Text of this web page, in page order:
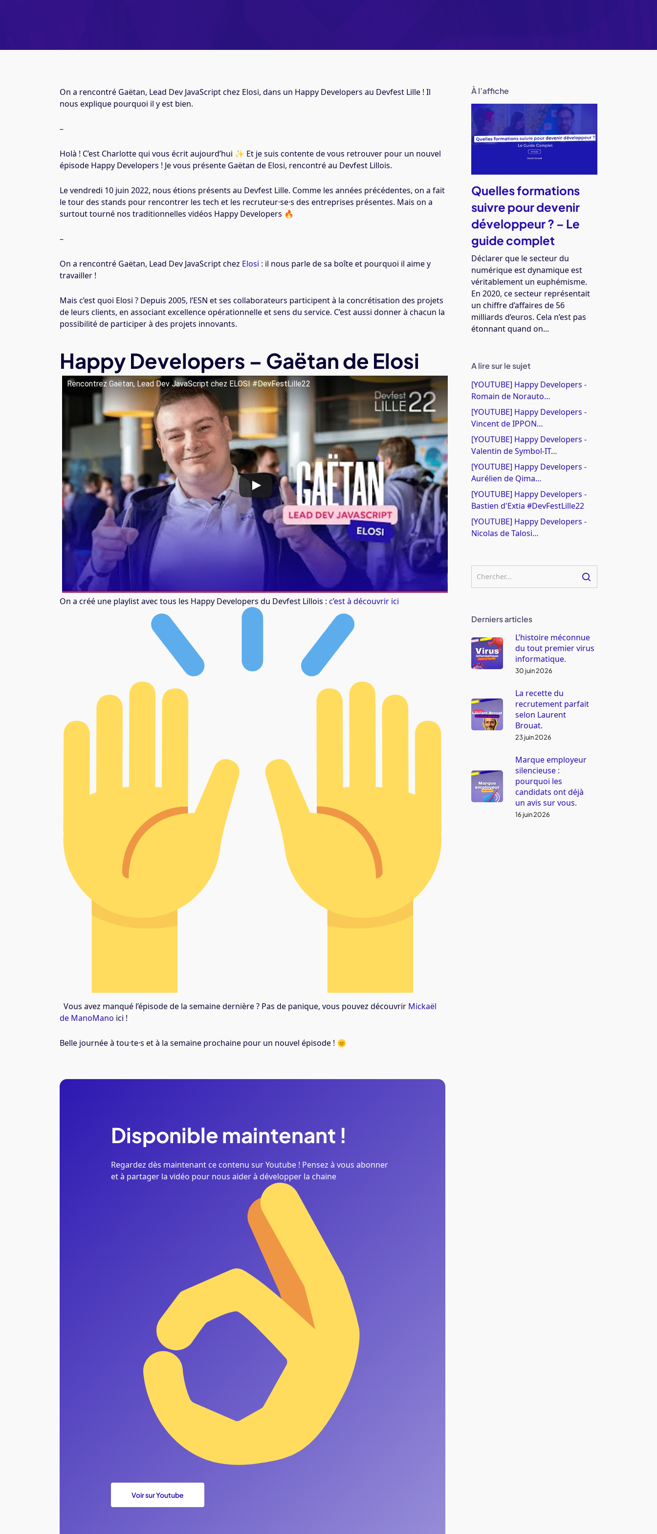
On a rencontré Gaëtan, Lead Dev JavaScript chez Elosi, dans un Happy Developers au Devfest Lille ! Il
nous explique pourquoi il y est bien.
–
Holà ! C’est Charlotte qui vous écrit aujourd’hui ✨ Et je suis contente de vous retrouver pour un nouvel
épisode Happy Developers ! Je vous présente Gaëtan de Elosi, rencontré au Devfest Lillois.
Le vendredi 10 juin 2022, nous étions présents au Devfest Lille. Comme les années précédentes, on a fait
le tour des stands pour rencontrer les tech et les recruteur·se·s des entreprises présentes. Mais on a
surtout tourné nos traditionnelles vidéos Happy Developers 🔥
–
On a rencontré Gaëtan, Lead Dev JavaScript chez Elosi : il nous parle de sa boîte et pourquoi il aime y
travailler !
Mais c’est quoi Elosi ? Depuis 2005, l’ESN et ses collaborateurs participent à la concrétisation des projets
de leurs clients, en associant excellence opérationnelle et sens du service. C’est aussi donner à chacun la
possibilité de participer à des projets innovants.
Happy Developers – Gaëtan de Elosi
Rencontrez Gaëtan, Lead Dev JavaScript chez ELOSI #DevFestLille22
On a créé une playlist avec tous les Happy Developers du Devfest Lillois :c’est à découvrir ici
Vous avez manqué l’épisode de la semaine dernière ? Pas de panique, vous pouvez découvrir Mickaël
de ManoMano ici !
Belle journée à tou·te·s et à la semaine prochaine pour un nouvel épisode ! 🌞
Disponible maintenant !
Regardez dès maintenant ce contenu sur Youtube ! Pensez à vous abonner
et à partager la vidéo pour nous aider à développer la chaine
Voir sur Youtube
À l’affiche
Quelles formations
suivre pour devenir
développeur ? – Le
guide complet
Déclarer que le secteur du
numérique est dynamique est
véritablement un euphémisme.
En 2020, ce secteur représentait
un chiffre d’affaires de 56
milliards d’euros. Cela n’est pas
étonnant quand on...
A lire sur le sujet
[YOUTUBE] Happy Developers -
Romain de Norauto…
[YOUTUBE] Happy Developers -
Vincent de IPPON…
[YOUTUBE] Happy Developers -
Valentin de Symbol-IT…
[YOUTUBE] Happy Developers -
Aurélien de Qima…
[YOUTUBE] Happy Developers -
Bastien d'Extia #DevFestLille22
[YOUTUBE] Happy Developers -
Nicolas de Talosi…
Derniers articles
L’histoire méconnue
du tout premier virus
informatique.
30 juin 2026
La recette du
recrutement parfait
selon Laurent
Brouat.
23 juin 2026
Marque employeur
silencieuse :
pourquoi les
candidats ont déjà
un avis sur vous.
16 juin 2026